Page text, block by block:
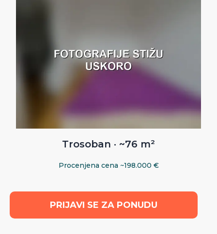
Trosoban · ~76 m²
Procenjena cena ~198.000 €
PRIJAVI SE ZA PONUDU